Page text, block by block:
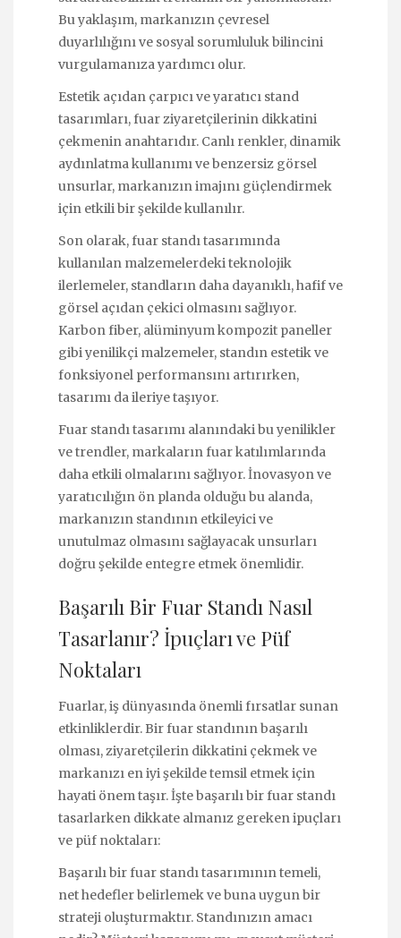
Bu yaklaşım, markanızın çevresel
duyarlılığını ve sosyal sorumluluk bilincini
vurgulamanıza yardımcı olur.
Estetik açıdan çarpıcı ve yaratıcı stand
tasarımları, fuar ziyaretçilerinin dikkatini
çekmenin anahtarıdır. Canlı renkler, dinamik
aydınlatma kullanımı ve benzersiz görsel
unsurlar, markanızın imajını güçlendirmek
için etkili bir şekilde kullanılır.
Son olarak, fuar standı tasarımında
kullanılan malzemelerdeki teknolojik
ilerlemeler, standların daha dayanıklı, hafif ve
görsel açıdan çekici olmasını sağlıyor.
Karbon fiber, alüminyum kompozit paneller
gibi yenilikçi malzemeler, standın estetik ve
fonksiyonel performansını artırırken,
tasarımı da ileriye taşıyor.
Fuar standı tasarımı alanındaki bu yenilikler
ve trendler, markaların fuar katılımlarında
daha etkili olmalarını sağlıyor. İnovasyon ve
yaratıcılığın ön planda olduğu bu alanda,
markanızın standının etkileyici ve
unutulmaz olmasını sağlayacak unsurları
doğru şekilde entegre etmek önemlidir.
Başarılı Bir Fuar Standı Nasıl
Tasarlanır? İpuçları ve Püf
Noktaları
Fuarlar, iş dünyasında önemli fırsatlar sunan
etkinliklerdir. Bir fuar standının başarılı
olması, ziyaretçilerin dikkatini çekmek ve
markanızı en iyi şekilde temsil etmek için
hayati önem taşır. İşte başarılı bir fuar standı
tasarlarken dikkate almanız gereken ipuçları
ve püf noktaları:
Başarılı bir fuar standı tasarımının temeli,
net hedefler belirlemek ve buna uygun bir
strateji oluşturmaktır. Standınızın amacı